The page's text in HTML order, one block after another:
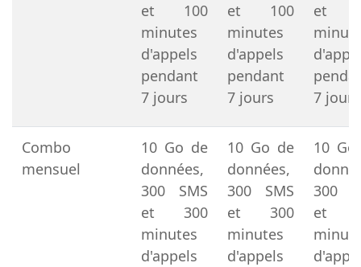
et 100
minutes
d'appels
pendant
7 jours
et 100
minutes
d'appels
pendant
7 jours
et
7 jours
Combo
mensuel
10 Go de
données,
300 SMS
et 300
minutes
d'appels
10 Go de
données,
300 SMS
et 300
minutes
d'appels
10
300
et